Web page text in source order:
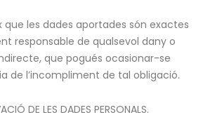
les dades aportades són exactes
responsable de qualsevol dany o
que pogués ocasionar-se
de l’incompliment de tal obligació.
DE LES DADES PERSONALS.